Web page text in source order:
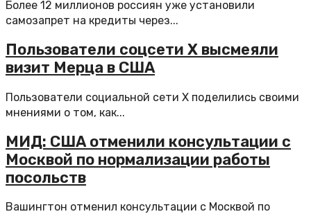
Более 12 миллионов россиян уже установили
самозапрет на кредиты через...
Пользователи соцсети Х высмеяли
визит Мерца в США
Пользователи социальной сети X поделились своими
мнениями о том, как...
МИД: США отменили консультации с
Москвой по нормализации работы
посольств
Вашингтон отменил консультации с Москвой по